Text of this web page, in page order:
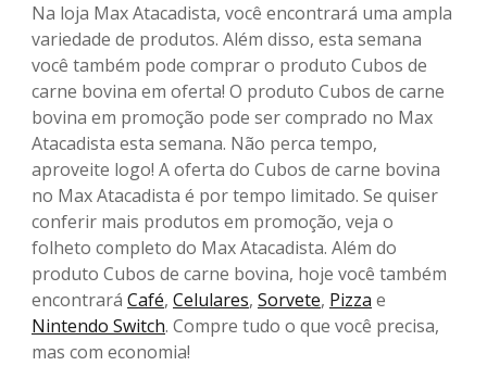
Na loja Max Atacadista, você encontrará uma ampla
variedade de produtos. Além disso, esta semana
você também pode comprar o produto Cubos de
carne bovina em oferta! O produto Cubos de carne
bovina em promoção pode ser comprado no Max
Atacadista esta semana. Não perca tempo,
aproveite logo! A oferta do Cubos de carne bovina
no Max Atacadista é por tempo limitado. Se quiser
conferir mais produtos em promoção, veja o
folheto completo do Max Atacadista. Além do
produto Cubos de carne bovina, hoje você também
encontrará Café, Celulares, Sorvete, Pizza e
Nintendo Switch. Compre tudo o que você precisa,
mas com economia!